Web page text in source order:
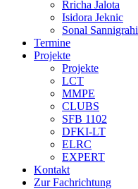
Rricha Jalota
Isidora Jeknic
Sonal Sannigrahi
Termine
Projekte
Projekte
LCT
MMPE
CLUBS
SFB 1102
DFKI-LT
ELRC
EXPERT
Kontakt
Zur Fachrichtung